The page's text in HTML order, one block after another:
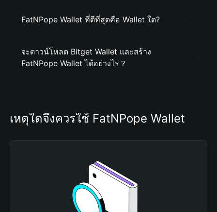
FatNPope Wallet ที่ดีที่สุดคือ Wallet ใด?
จะดาวน์โหลด Bitget Wallet และสร้าง
FatNPope Wallet ได้อย่างไร？
เหตุใดจึงควรใช้ FatNPope Wallet